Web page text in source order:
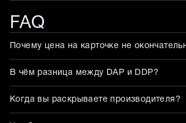
FAQ
Почему цена на карточке не
В чём разница между DAP и DDP?
Когда вы раскрываете производителя?